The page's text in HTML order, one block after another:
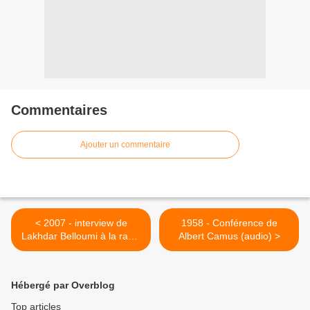
Commentaires
Ajouter un commentaire
< 2007 - interview de
Lakhdar Belloumi à la radio
chaine 3, Alger
1958 - Conférence de
Albert Camus (audio) >
Hébergé par Overblog
Top articles